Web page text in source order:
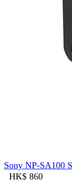
Sony NP-SA100
HK$ 860